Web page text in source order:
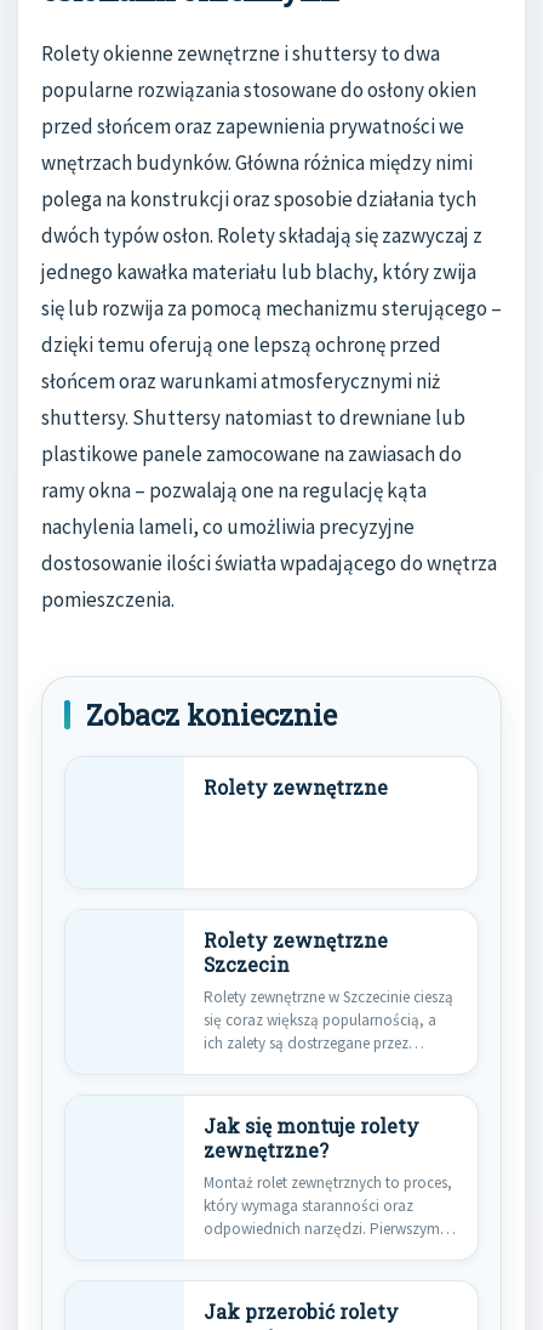
Rolety okienne zewnętrzne i shuttersy to dwa
popularne rozwiązania stosowane do osłony okien
przed słońcem oraz zapewnienia prywatności we
wnętrzach budynków. Główna różnica między nimi
polega na konstrukcji oraz sposobie działania tych
dwóch typów osłon. Rolety składają się zazwyczaj z
jednego kawałka materiału lub blachy, który zwija
się lub rozwija za pomocą mechanizmu sterującego –
dzięki temu oferują one lepszą ochronę przed
słońcem oraz warunkami atmosferycznymi niż
shuttersy. Shuttersy natomiast to drewniane lub
plastikowe panele zamocowane na zawiasach do
ramy okna – pozwalają one na regulację kąta
nachylenia lameli, co umożliwia precyzyjne
dostosowanie ilości światła wpadającego do wnętrza
pomieszczenia.
Zobacz koniecznie
Rolety zewnętrzne
Rolety zewnętrzne
Szczecin
Rolety zewnętrzne w Szczecinie cieszą
się coraz większą popularnością, a
ich zalety są dostrzegane przez…
Jak się montuje rolety
zewnętrzne?
Montaż rolet zewnętrznych to proces,
który wymaga staranności oraz
odpowiednich narzędzi. Pierwszym
Jak przerobić rolety